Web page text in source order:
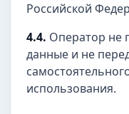
Российской
4.4. Оператор не
данные и не
использования.